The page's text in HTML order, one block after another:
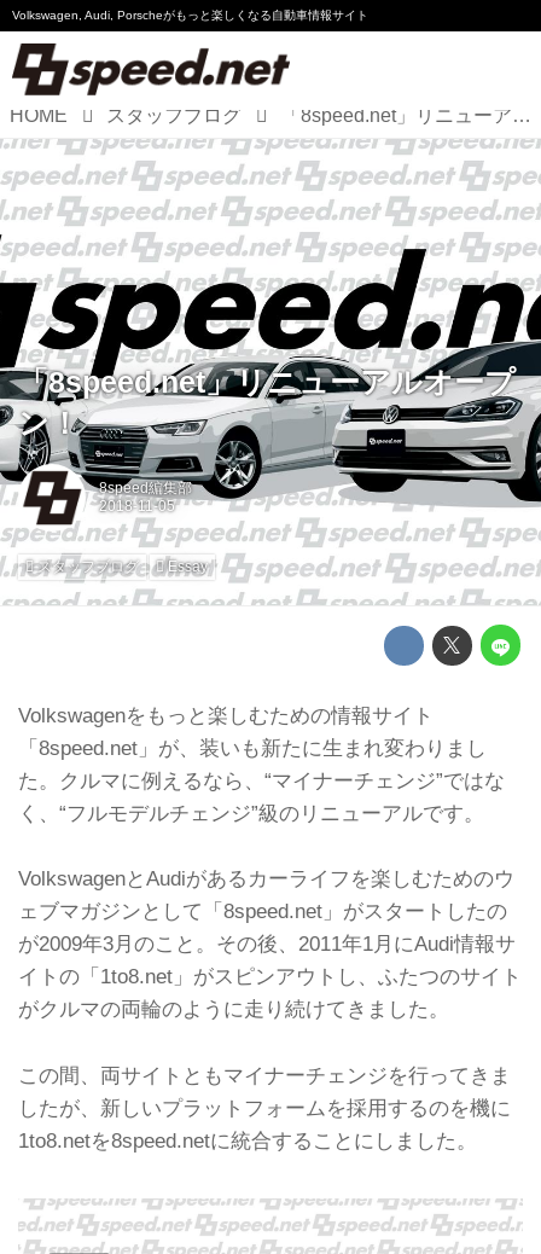
Volkswagen, Audi, Porscheがもっと楽しくなる自動車情報サイト
Volkswagen
Audi
Porsche
Motorsport
Essay
HOME スタッフブログ 「8speed.net」リニューアルオープン！
「8speed.net」リニューアルオープ
ン！
8speed編集部
スタッフブログ Essay
Volkswagenをもっと楽しむための情報サイト
「8speed.net」が、装いも新たに生まれ変わりまし
た。クルマに例えるなら、“マイナーチェンジ”ではな
く、“フルモデルチェンジ”級のリニューアルです。
VolkswagenとAudiがあるカーライフを楽しむためのウ
ェブマガジンとして「8speed.net」がスタートしたの
が2009年3月のこと。その後、2011年1月にAudi情報サ
イトの「1to8.net」がスピンアウトし、ふたつのサイト
がクルマの両輪のように走り続けてきました。
この間、両サイトともマイナーチェンジを行ってきま
したが、新しいプラットフォームを採用するのを機に
1to8.netを8speed.netに統合することにしました。